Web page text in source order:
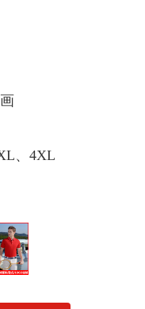
、4XL